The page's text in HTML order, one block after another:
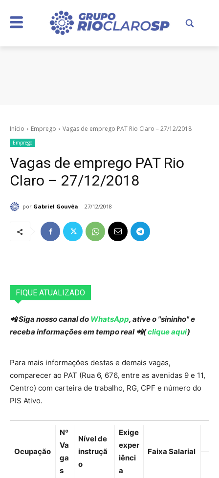
Início Emprego Vagas de emprego PAT Rio Claro – 27/12/2018
Emprego
Vagas de emprego PAT Rio
Claro – 27/12/2018
por Gabriel Gouvêa 27/12/2018
FIQUE ATUALIZADO
📲 Siga nosso canal do WhatsApp, ative o "sininho" e
receba informações em tempo real 📲( clique aqui)
Para mais informações destas e demais vagas,
comparecer ao PAT (Rua 6, 676, entre as avenidas 9 e 11,
Centro) com carteira de trabalho, RG, CPF e número do
PIS Ativo.
Ocupação
Nº
Va
ga
s
Nível de
instruçã
o
Exige
exper
iênci
a
Faixa Salarial